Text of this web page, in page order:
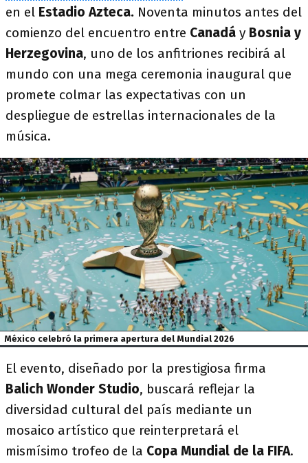
en el Estadio Azteca. Noventa minutos antes del
comienzo del encuentro entre Canadá y Bosnia y
Herzegovina, uno de los anfitriones recibirá al
mundo con una mega ceremonia inaugural que
promete colmar las expectativas con un
despliegue de estrellas internacionales de la
música.
México celebró la primera apertura del Mundial 2026
El evento, diseñado por la prestigiosa firma
Balich Wonder Studio, buscará reflejar la
diversidad cultural del país mediante un
mosaico artístico que reinterpretará el
mismísimo trofeo de la Copa Mundial de la FIFA.